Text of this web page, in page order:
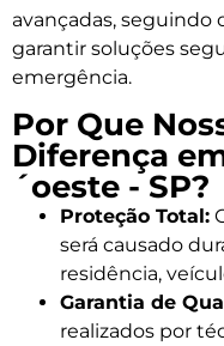
avançadas, seguindo
garantir soluções
emergência.
Por Que
Diferença
´oeste - SP?
Proteção Total:
será causado
residência,
Garantia de
realizados por